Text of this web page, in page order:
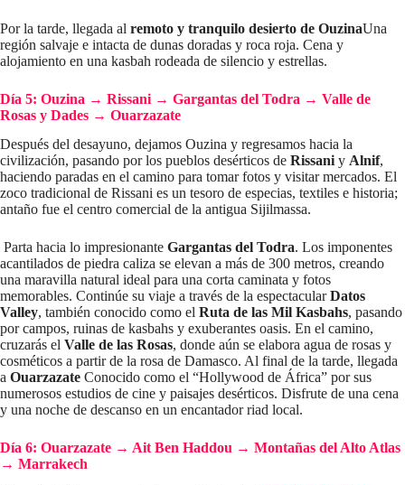
Por la tarde, llegada al remoto y tranquilo desierto de OuzinaUna
región salvaje e intacta de dunas doradas y roca roja. Cena y
alojamiento en una kasbah rodeada de silencio y estrellas.
Día 5: Ouzina → Rissani → Gargantas del Todra → Valle de
Rosas y Dades → Ouarzazate
Después del desayuno, dejamos Ouzina y regresamos hacia la
civilización, pasando por los pueblos desérticos de Rissani y Alnif,
haciendo paradas en el camino para tomar fotos y visitar mercados. El
zoco tradicional de Rissani es un tesoro de especias, textiles e historia;
antaño fue el centro comercial de la antigua Sijilmassa.
Parta hacia lo impresionante Gargantas del Todra. Los imponentes
acantilados de piedra caliza se elevan a más de 300 metros, creando
una maravilla natural ideal para una corta caminata y fotos
memorables. Continúe su viaje a través de la espectacularDatos
Valley, también conocido como el Ruta de las Mil Kasbahs, pasando
por campos, ruinas de kasbahs y exuberantes oasis. En el camino,
cruzarás el Valle de las Rosas, donde aún se elabora agua de rosas y
cosméticos a partir de la rosa de Damasco. Al final de la tarde, llegada
a Ouarzazate Conocido como el “Hollywood de África” ​​por sus
numerosos estudios de cine y paisajes desérticos. Disfrute de una cena
y una noche de descanso en un encantador riad local.
Día 6: Ouarzazate → Ait Ben Haddou → Montañas del Alto Atlas
→ Marrakech